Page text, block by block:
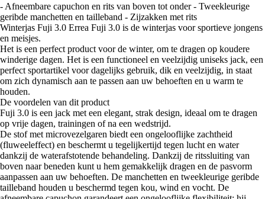
- Afneembare capuchon en rits van boven tot onder - Tweekleurige
geribde manchetten en tailleband - Zijzakken met rits
Winterjas Fuji 3.0 Errea Fuji 3.0 is de winterjas voor sportieve jongens
en meisjes.
Het is een perfect product voor de winter, om te dragen op koudere
winderige dagen. Het is een functioneel en veelzijdig uniseks jack, een
perfect sportartikel voor dagelijks gebruik, dik en veelzijdig, in staat
om zich dynamisch aan te passen aan uw behoeften en u warm te
houden.
De voordelen van dit product
Fuji 3.0 is een jack met een elegant, strak design, ideaal om te dragen
op vrije dagen, trainingen of na een wedstrijd.
De stof met microvezelgaren biedt een ongelooflijke zachtheid
(fluweeleffect) en beschermt u tegelijkertijd tegen lucht en water
dankzij de waterafstotende behandeling. Dankzij de ritssluiting van
boven naar beneden kunt u hem gemakkelijk dragen en de pasvorm
aanpassen aan uw behoeften. De manchetten en tweekleurige geribde
tailleband houden u beschermd tegen kou, wind en vocht. De